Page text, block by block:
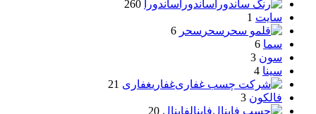
ساندورا ساندورا
260
سایت 1
سحر سحر 6
سما 6
سون 3
سینا 4
غفاریغفاری 21
فالکون 3
فاینالفاینال 20